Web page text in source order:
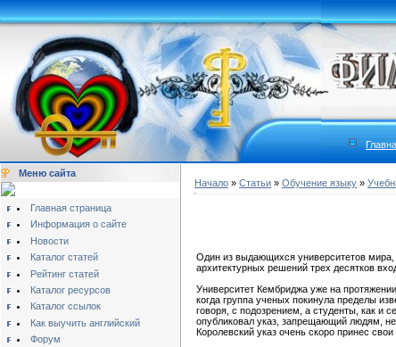
Меню сайта
Главная страница
Информация о сайте
Новости
Каталог статей
Рейтинг статей
Каталог ресурсов
Каталог ссылок
Как выучить английский
Форум
Начало » Статьи » Обучение языку »
Один из выдающихся университетов
архитектурных решений трех десятков
Университет Кембриджа уже на
когда группа ученых покинула пределы
говоря, с подозрением, а студенты, как и
опубликовал указ, запрещающий людям,
Королевский указ очень скоро принес